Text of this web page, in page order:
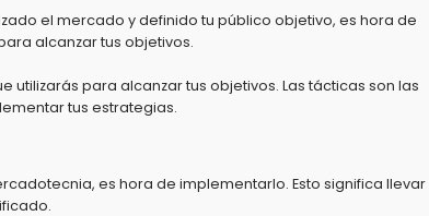
el mercado y definido tu público objetivo, es hora de
alcanzar tus objetivos.
utilizarás para alcanzar tus objetivos. Las tácticas son las
tus estrategias.
es hora de implementarlo. Esto significa llevar